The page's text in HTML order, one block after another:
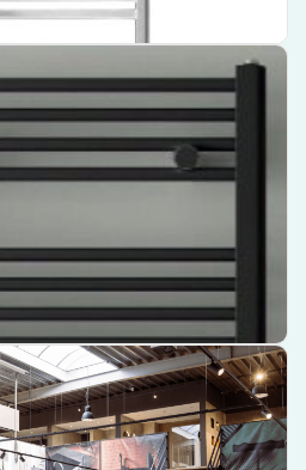
– 148 cm x 60 cm – Zwart –
van topmerk
cm x 60 cm voor optimaal